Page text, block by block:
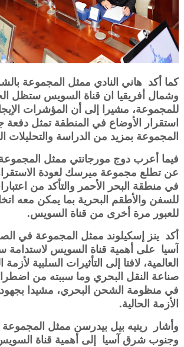
كما أكد هاني النادي ممثل المجموعة
وشمال أفريقيا ان قناة السويس ستظل
للمجموعة، مشيرا إلى أن المؤشرات
استقرار الأوضاع في المنطقة تمثل دفعة
المجموعة بمزيد من الدراسة والتحليلات
فيما أعرب دوج مورجانتي ممثل المجموعة
عن تطلع مجموعة ميرسك لعودة الاستقرار
في منطقة البحر الأحمر والتأكد من
للسفن والأطقم البحرية بما يمكن معه
للعبور مرة أخرى من قناة السويس.
أكد ينز إسكيلوند ممثل المجموعة في
آسيا على أهمية قناة السويس لاستدامة
العالمية، لافتا إلى التأثيرات السلبية
صناعة النقل البحري وما سببته من
في منظومة الشحن البحري، مشيدا بجهود
الأزمة الحالية.
وأشار رينيه بيل بيدرسن ممثل المجموعة
وجنوب شرق آسيا إلى أهمية قناة